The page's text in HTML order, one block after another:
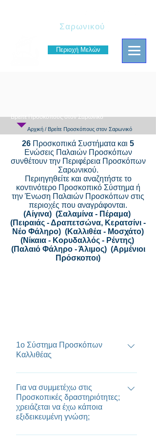
Σαρωνικού
Περιοχή Μελών
Αρχική / Βρείτε Προσκόπους στον Σαρωνικό
Βρείτε Προσκόπους στον Σαρωνικό
26 Προσκοπικά Συστήματα και 5
Ενώσεις Παλαιών Προσκόπων
συνθέτουν την Περιφέρεια Προσκόπων
Σαρωνικού.
Περιηγηθείτε και αναζητήστε το
κοντινότερο Προσκοπικό Σύστημα ή
την Ένωση Παλαιών Προσκόπων στις
περιοχές που αναγράφονται.
(Αίγινα) (Σαλαμίνα - Πέραμα)
(Πειραιάς - Δραπετσώνα, Κερατσίνι -
Νέο Φάληρο) (Καλλιθέα - Μοσχάτο)
(Νίκαια - Κορυδαλλός - Ρέντης)
(Παλαιό Φάληρο - Άλιμος) (Αρμένιοι
Πρόσκοποι)
1ο Σύστημα Προσκόπων
Καλλιθέας
Αρχηγός Συστήματος :
Βασιλόπουλος Βασίλειος
Διεύθυνση : Ιφιγενείας 64, 17672
Καλλιθέα Αττικής Email
:1p_kallitheas@sep.org.gr
Τηλέφωνα : 6947179297
Για να συμμετέχω στις
Προσκοπικές δραστηριότητες;
χρειάζεται να έχω κάποια
εξιδεικευμένη γνώση;